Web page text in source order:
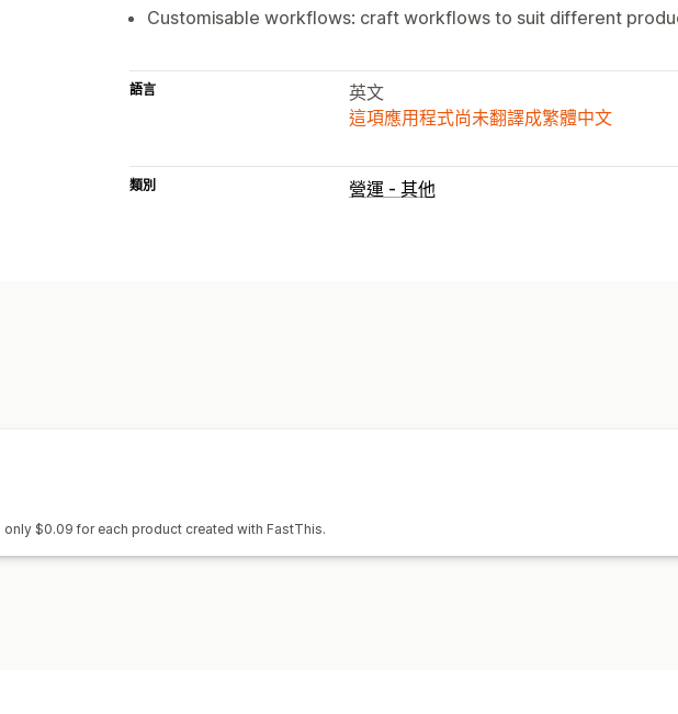
Customisable workflows: craft workflows to suit different
語言
英文
這項應用程式尚未翻譯成繁體中文
類別 營運 - 其他
$0.09 for each product created with FastThis.